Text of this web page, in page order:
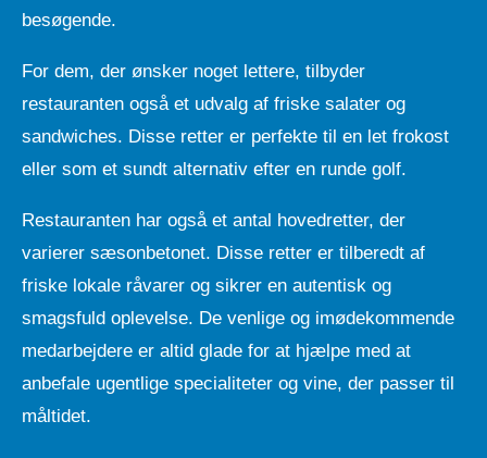
besøgende.
For dem, der ønsker noget lettere, tilbyder
restauranten også et udvalg af friske salater og
sandwiches. Disse retter er perfekte til en let frokost
eller som et sundt alternativ efter en runde golf.
Restauranten har også et antal hovedretter, der
varierer sæsonbetonet. Disse retter er tilberedt af
friske lokale råvarer og sikrer en autentisk og
smagsfuld oplevelse. De venlige og imødekommende
medarbejdere er altid glade for at hjælpe med at
anbefale ugentlige specialiteter og vine, der passer til
måltidet.